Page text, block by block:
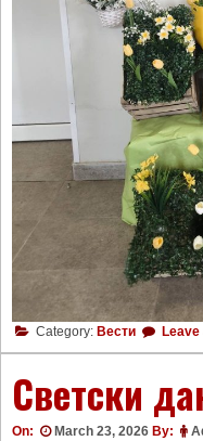
Category: Вести
Светски
On: March 23, 2026 By: